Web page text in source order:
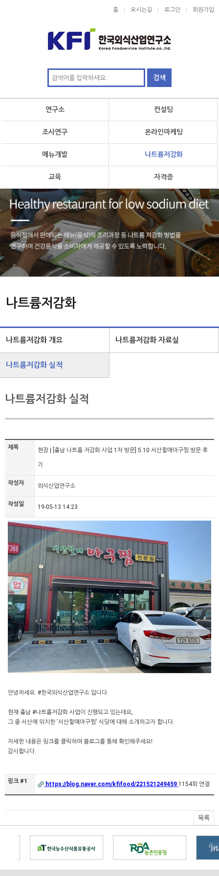
홈 오시는길 로그인 회원가입
연구소 컨설팅
조사연구 온라인마케팅
메뉴개발 나트륨저감화
교육 자격증
나트륨저감화
나트륨저감화 개요 나트륨저감화 자료실
나트륨저감화 실적
나트륨저감화 실적
제목 현장 | [충남 나트륨 저감화 사업 1차 방문] 5.10 서산할매아구찜 방문 후
기
작성자 외식산업연구소
작성일 19-05-13 14:23
안녕하세요. #한국외식산업연구소 입니다.
현재 충남 #나트륨저감화 사업이 진행되고 있는데요,
그 중 서산에 위치한 '서산할매아구찜' 식당에 대해 소개하고자 합니다.
자세한 내용은 링크를 클릭하여 블로그를 통해 확인해주세요!
감사합니다.
링크 #1 https://blog.naver.com/kfifood/221521249459 1154회 연결
목록